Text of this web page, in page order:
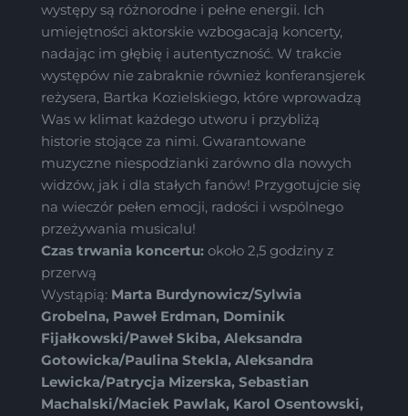
występy są różnorodne i pełne energii. Ich
umiejętności aktorskie wzbogacają koncerty,
nadając im głębię i autentyczność. W trakcie
występów nie zabraknie również konferansjerek
reżysera, Bartka Kozielskiego, które wprowadzą
Was w klimat każdego utworu i przybliżą
historie stojące za nimi. Gwarantowane
muzyczne niespodzianki zarówno dla nowych
widzów, jak i dla stałych fanów! Przygotujcie się
na wieczór pełen emocji, radości i wspólnego
przeżywania musicalu!
Czas trwania koncertu:około 2,5 godziny z
przerwą
Wystąpią: Marta Burdynowicz/Sylwia
Grobelna, Paweł Erdman, Dominik
Fijałkowski/Paweł Skiba, Aleksandra
Gotowicka/Paulina Stekla, Aleksandra
Lewicka/Patrycja Mizerska, Sebastian
Machalski/Maciek Pawlak, Karol Osentowski,